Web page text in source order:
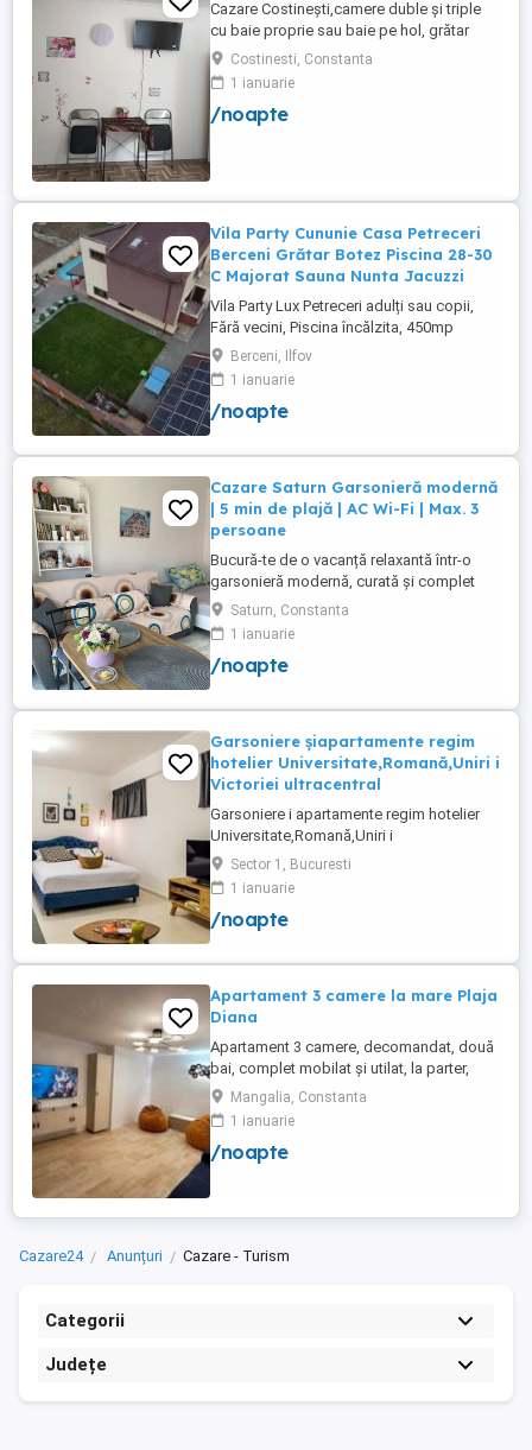
Cazare Costinești,camere duble și triple
cu baie proprie sau baie pe hol, grătar
frigider curte,parcare proprie , prețuri
începând de la 150 lei pe noapte,telefon
Costinesti, Constanta
1 ianuarie
/noapte
Vila Party Cununie Casa Petreceri
Berceni Grătar Botez Piscina 28-30
C Majorat Sauna Nunta Jacuzzi
Vila Party Lux Petreceri adulți sau copii,
Fără vecini, Piscina încălzita, 450mp
S+P+2E lângă București ( Berceni- Ilfov) ,
asfalt, Uber Bolt ,pentru cazare regim
hotelier, petreceri copii, pool party 30 ,
onomastici , nunti , botezuri, team building
party, ...
Berceni, Ilfov
1 ianuarie
/noapte
Cazare Saturn Garsonieră modernă
| 5 min de plajă | AC Wi-Fi | Max. 3
persoane
Bucură-te de o vacanță relaxantă într-o
garsonieră modernă, curată și complet
utilată, ideală pentru până la 3 persoane.
Liberă în perioada 8-12 august! Nu rata
ocazia de a petrece câteva zile la mare!
Facilități: Pat matrimonial + canapea
un imobil ...
Saturn, Constanta
1 ianuarie
/noapte
Garsoniere șiapartamente regim
hotelier Universitate,Romană,Uniri i
Victoriei ultracentral
Garsoniere i apartamente regim hotelier
Universitate,Romană,Uniri i
Victoriei,renovate recent i utilate complet.
Preț: De la 120-200 lei pentru 3 ore Preț
garsoniere 120-200 lei pentru noapte Preț
apartamente 200-300 lei pentru noapte
Sector 1, Bucuresti
1 ianuarie
/noapte
Apartament 3 camere la mare Plaja
Diana
Apartament 3 camere, decomandat, două
bai, complet mobilat și utilat, la parter,
foarte aproape de plajă și are două locuri
de parcare. Apartamentul renovat recent și
dispune de toate dotările necesare pentru
un concediu reușit la malul mării (aer
Mangalia, Constanta
1 ianuarie
/noapte
Cazare24 Anunțuri Cazare - Turism
Categorii
Județe